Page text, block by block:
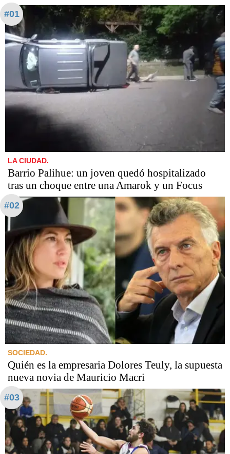
#01
LA CIUDAD.
Barrio Palihue: un joven quedó hospitalizado
tras un choque entre una Amarok y un Focus
#02
SOCIEDAD.
Quién es la empresaria Dolores Teuly, la supuesta
nueva novia de Mauricio Macri
#03